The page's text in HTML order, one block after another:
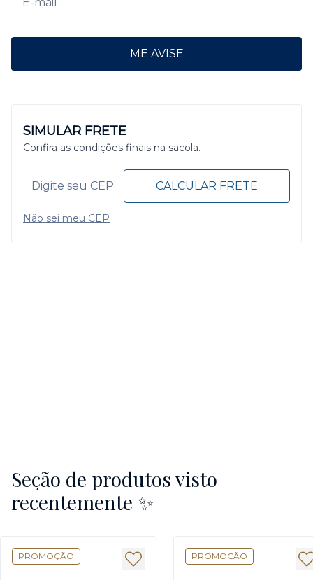
ME AVISE
SIMULAR FRETE
Confira as condições finais na sacola.
CALCULAR FRETE
Não sei meu CEP
Seção de produtos visto
recentemente ✨
PROMOÇÃO PROMOÇÃO